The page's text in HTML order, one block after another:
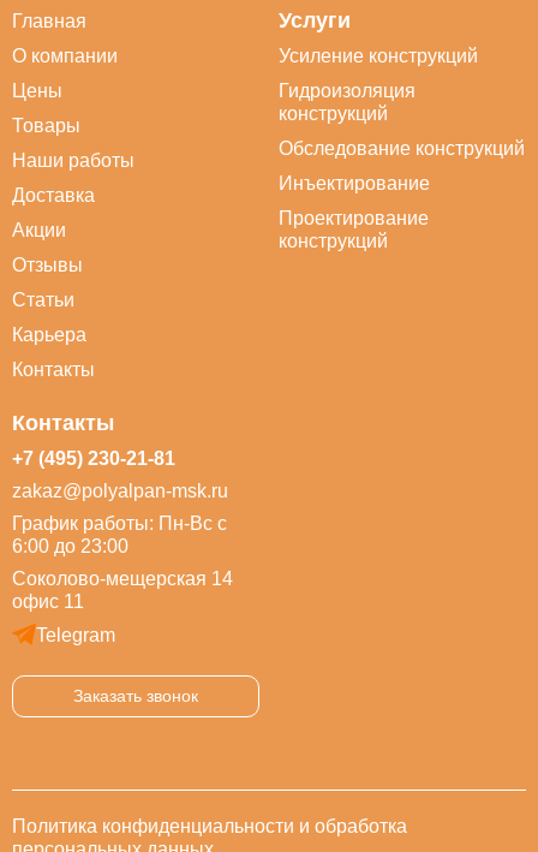
Главная
О компании
Цены
Товары
Наши работы
Доставка
Акции
Отзывы
Статьи
Карьера
Контакты
Услуги
Усиление конструкций
Гидроизоляция
конструкций
Обследование конструкций
Инъектирование
Проектирование
конструкций
Контакты
+7 (495) 230-21-81
zakaz@polyalpan-msk.ru
График работы: Пн-Вс с
6:00 до 23:00
Соколово-мещерская 14
офис 11
Telegram
Заказать звонок
Политика конфиденциальности и обработка